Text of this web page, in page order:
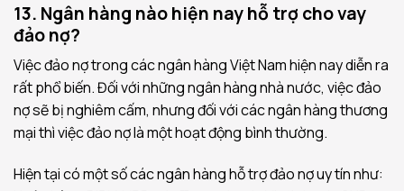
13. Ngân hàng nào hiện nay hỗ trợ cho vay
đảo nợ?
Việc đảo nợ trong các ngân hàng Việt Nam hiện nay diễn ra
rất phổ biến. Đối với những ngân hàng nhà nước, việc đảo
nợ sẽ bị nghiêm cấm, nhưng đối với các ngân hàng thương
mại thì việc đảo nợ là một hoạt động bình thường.
Hiện tại có một số các ngân hàng hỗ trợ đảo nợ uy tín như: